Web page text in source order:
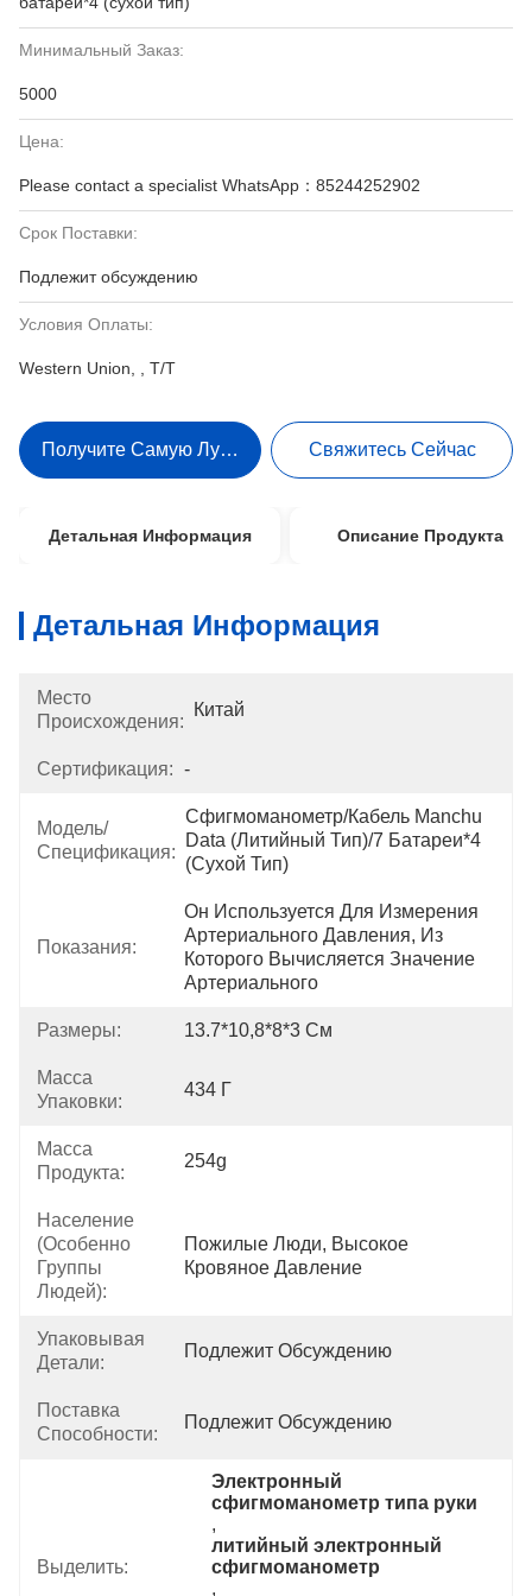
Минимальный Заказ:
5000
Цена:
Please contact a specialist WhatsApp：85244252902
Срок Поставки:
Подлежит обсуждению
Условия Оплаты:
Western Union, , T/T
Получите Самую Лучшую ЦенуСвяжитесь Сейчас
Детальная Информация Описание Продукта
Детальная Информация
Место
Происхождения:
Китай
Сертификация: -
Модель/
Спецификация:
Сфигмоманометр/кабель Manchu
Data (литийный Тип)/7 Батареи*4
(сухой Тип)
Показания:
Он Используется Для Измерения
Артериального Давления, Из
Которого Вычисляется Значение
Артериального
Размеры: 13.7*10,8*8*3 См
Масса
Упаковки:
434 Г
Масса
Продукта:
254g
Население
(особенно
Группы
Людей):
Пожилые Люди, Высокое
Кровяное Давление
Упаковывая
Детали:
Подлежит Обсуждению
Поставка
Способности:
Подлежит Обсуждению
Выделить:
Электронный
сфигмоманометр типа руки
,
литийный электронный
сфигмоманометр
,